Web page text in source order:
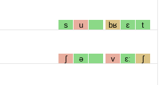
s u bʁ ɛ t
ʃ ə v ɛː ʃ